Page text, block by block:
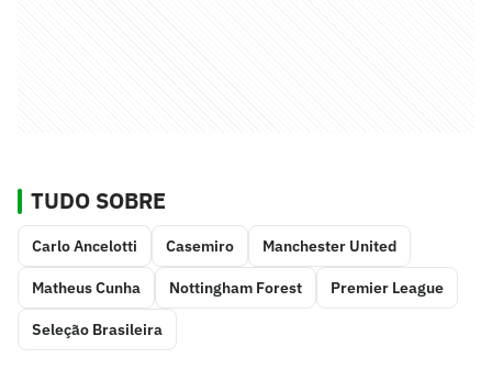
TUDO SOBRE
Carlo Ancelotti Casemiro Manchester United
Matheus Cunha Nottingham Forest Premier League
Seleção Brasileira